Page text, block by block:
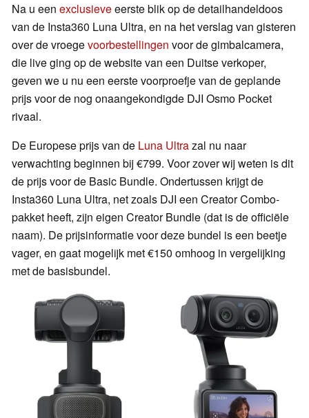
Na u een exclusieveeerste blik op de detailhandeldoos
van de Insta360 Luna Ultra, en na het verslag van gisteren
over de vroegevoorbestellingen voor de gimbalcamera,
die live ging op de website van een Duitse verkoper,
geven we u nu een eerste voorproefje van de geplande
prijs voor de nog onaangekondigde DJI Osmo Pocket
rivaal.
De Europese prijs van de Luna Ultrazal nu naar
verwachting beginnen bij €799. Voor zover wij weten is dit
de prijs voor de Basic Bundle. Ondertussen krijgt de
Insta360 Luna Ultra, net zoals DJI een Creator Combo-
pakket heeft, zijn eigen Creator Bundle (dat is de officiële
naam). De prijsinformatie voor deze bundel is een beetje
vager, en gaat mogelijk met €150 omhoog in vergelijking
met de basisbundel.